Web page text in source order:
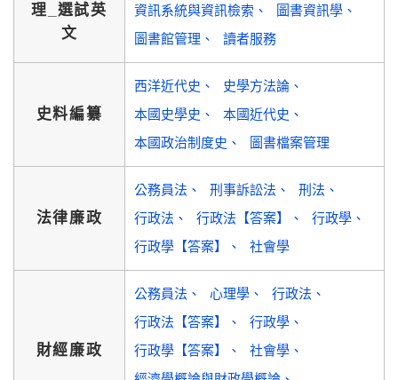
理_選試英
文
資訊系統與資訊檢索
圖書資訊學
圖書館管理
讀者服務
史料編纂
西洋近代史
史學方法論
本國史學史
本國近代史
本國政治制度史
圖書檔案管理
法律廉政
公務員法 刑事訴訟法
刑法
行政法
行政法【答案】
行政學
行政學【答案】
社會學
財經廉政
公務員法 心理學
行政法
行政法【答案】
行政學
行政學【答案】
社會學